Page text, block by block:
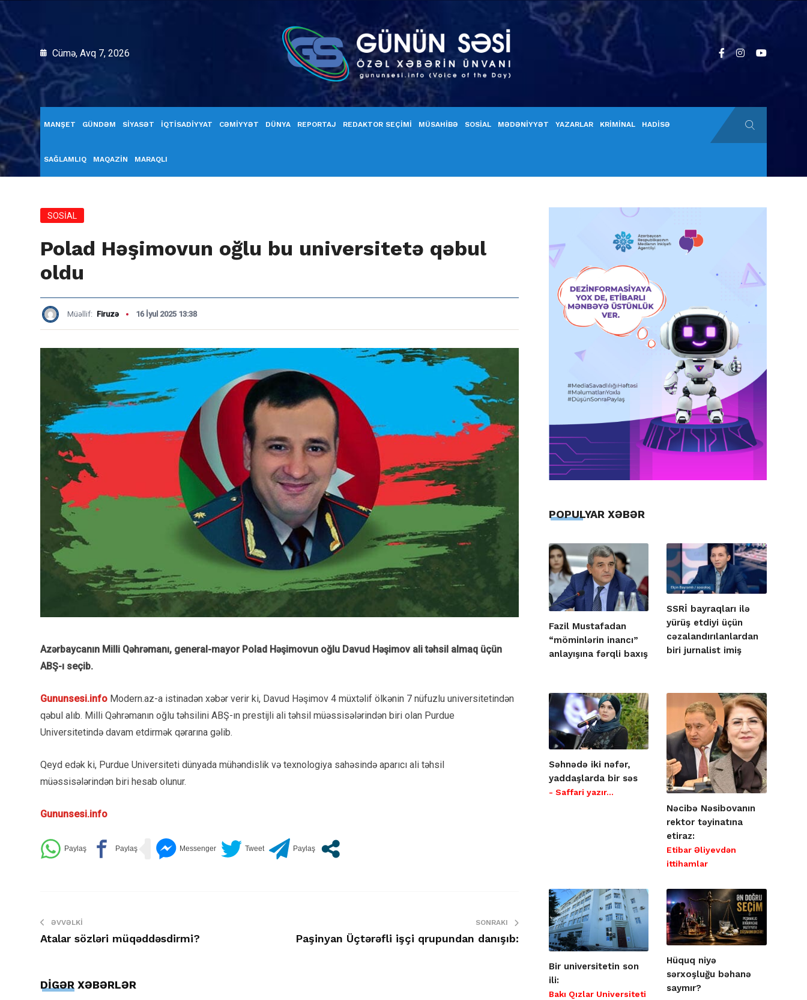
Cümə, Avq 7, 2026
MANŞET GÜNDƏM SİYASƏT İQTİSADİYYAT CƏMİYYƏT DÜNYA REPORTAJ REDAKTOR SEÇİMİ MÜSAHİBƏ SOSİAL MƏDƏNİYYƏT YAZARLAR KRİMİNAL HADİSƏ
SAĞLAMLIQ MAQAZİN MARAQLI
SOSİAL
Polad Həşimovun oğlu bu universitetə qəbul
oldu
Müəllif: Firuzə 16 İyul 2025 13:38
Azərbaycanın Milli Qəhrəmanı, general-mayor Polad Həşimovun oğlu Davud Həşimov ali təhsil almaq üçün
ABŞ-ı seçib.
Gununsesi.info Modern.az-a istinadən xəbər verir ki, Davud Həşimov 4 müxtəlif ölkənin 7 nüfuzlu universitetindən
qəbul alıb. Milli Qəhrəmanın oğlu təhsilini ABŞ-ın prestijli ali təhsil müəssisələrindən biri olan Purdue
Universitetində davam etdirmək qərarına gəlib.
Qeyd edək ki, Purdue Universiteti dünyada mühəndislik və texnologiya sahəsində aparıcı ali təhsil
müəssisələrindən biri hesab olunur.
Gununsesi.info
ƏVVƏLKI
Atalar sözləri müqəddəsdirmi?
SONRAKI
Paşinyan Üçtərəfli işçi qrupundan danışıb:
DİGƏR XƏBƏRLƏR
POPULYAR XƏBƏR
Fazil Mustafadan
“möminlərin inancı”
anlayışına fərqli baxış
SSRİ bayraqları ilə
yürüş etdiyi üçün
cəzalandırılanlardan
biri jurnalist imiş
Səhnədə iki nəfər,
yaddaşlarda bir səs
- Saffari yazır…
Nəcibə Nəsibovanın
rektor təyinatına
etiraz:
Etibar Əliyevdən
ittihamlar
Bir universitetin son
ili:
Bakı Qızlar Universiteti
Hüquq niyə
sərxoşluğu bəhanə
saymır?